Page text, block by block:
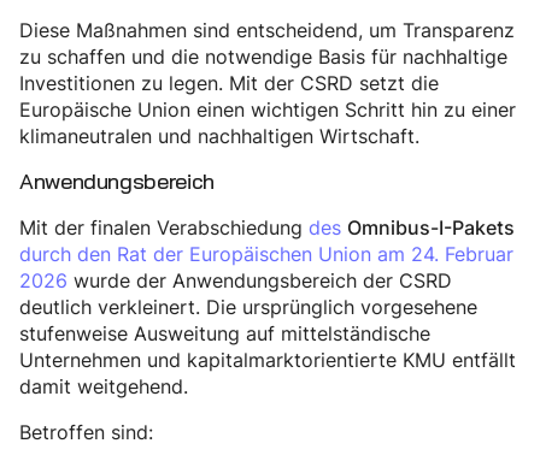
Diese Maßnahmen sind entscheidend, um Transparenz
zu schaffen und die notwendige Basis für nachhaltige
Investitionen zu legen. Mit der CSRD setzt die
Europäische Union einen wichtigen Schritt hin zu einer
klimaneutralen und nachhaltigen Wirtschaft.
Anwendungsbereich
Mit der finalen Verabschiedung des Omnibus-I-Pakets
durch den Rat der Europäischen Union am 24. Februar
2026 wurde der Anwendungsbereich der CSRD
deutlich verkleinert. Die ursprünglich vorgesehene
stufenweise Ausweitung auf mittelständische
Unternehmen und kapitalmarktorientierte KMU entfällt
damit weitgehend.
Betroffen sind: